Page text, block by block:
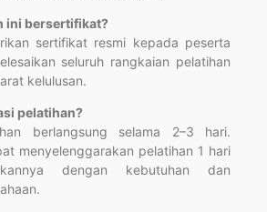
ini bersertifikat?
sertifikat resmi kepada peserta
seluruh rangkaian pelatihan
kelulusan.
pelatihan?
berlangsung selama 2–3 hari.
menyelenggarakan pelatihan 1 hari
dengan kebutuhan dan